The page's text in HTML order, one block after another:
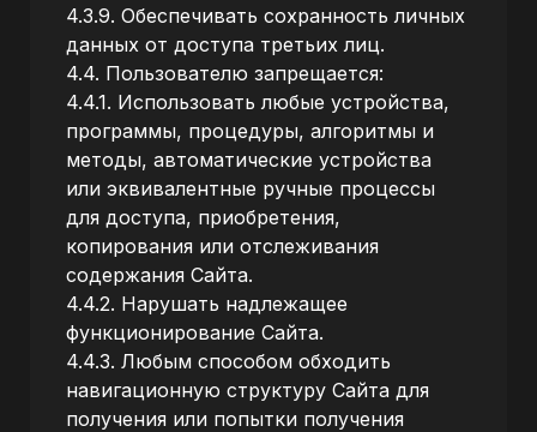
4.3.9. Обеспечивать сохранность личных
данных от доступа третьих лиц.
4.4. Пользователю запрещается:
4.4.1. Использовать любые устройства,
программы, процедуры, алгоритмы и
методы, автоматические устройства
или эквивалентные ручные процессы
для доступа, приобретения,
копирования или отслеживания
содержания Сайта.
4.4.2. Нарушать надлежащее
функционирование Сайта.
4.4.3. Любым способом обходить
навигационную структуру Сайта для
получения или попытки получения